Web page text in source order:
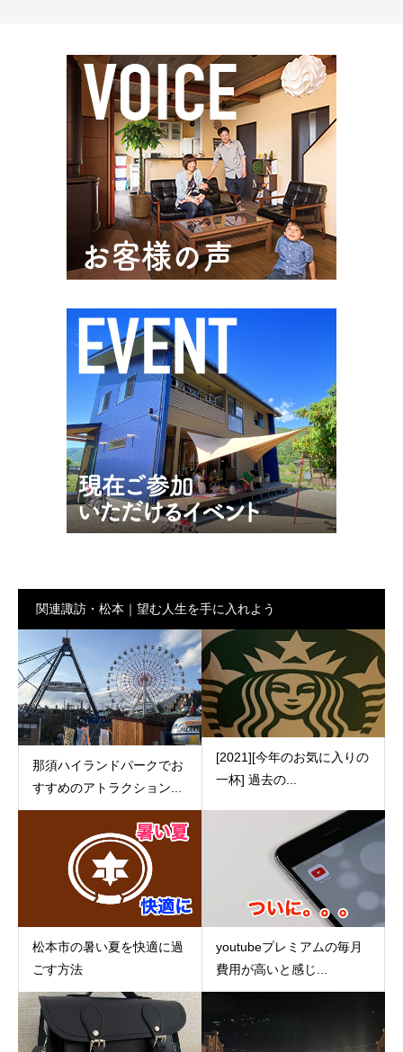
関連諏訪・松本｜望む人生を手に入れよう
那須ハイランドパークでお
すすめのアトラクション...
[2021][今年のお気に入りの
一杯] 過去の...
松本市の暑い夏を快適に過
ごす方法
youtubeプレミアムの毎月
費用が高いと感じ...